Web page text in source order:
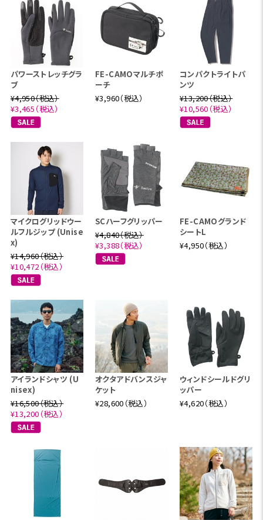
パワーストレッチグラ
ブ
¥4,950（税込）
¥3,465（税込）
FE-CAMOマルチポ
ーチ
¥3,960（税込）
コンパクトライトパ
ンツ
¥13,200（税込）
¥10,560（税込）
マイクログリッドウー
ルフルジップ (Unise
x)
¥14,960（税込）
¥10,472（税込）
SCハーフグリッパー
¥4,840（税込）
¥3,388（税込）
FE-CAMOグランド
シートL
¥4,950（税込）
アイランドシャツ (U
nisex)
¥16,500（税込）
¥13,200（税込）
オクタアドバンスジャ
ケット
¥28,600（税込）
ウィンドシールドグリ
ッパー
¥4,620（税込）